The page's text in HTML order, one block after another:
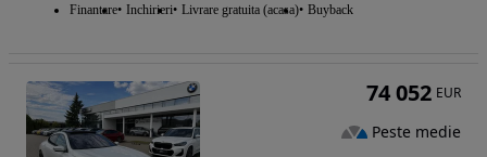
Finantare Inchirieri Livrare gratuita (acasa) Buyback
74 052 EUR
Peste medie